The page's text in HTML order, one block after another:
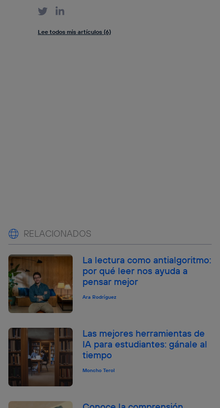
Lee todos mis artículos (6)
RELACIONADOS
La lectura como antialgoritmo:
por qué leer nos ayuda a
pensar mejor
Ara Rodríguez
Las mejores herramientas de
IA para estudiantes: gánale al
tiempo
Moncho Terol